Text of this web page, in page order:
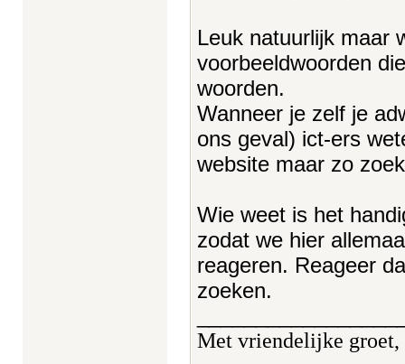
Leuk natuurlijk maar
voorbeeldwoorden
woorden.
Wanneer je zelf je
ons geval) ict-ers
website maar zo
Wie weet is het
zodat we hier
reageren. Reageer
zoeken.
Met vriendelijke groet,